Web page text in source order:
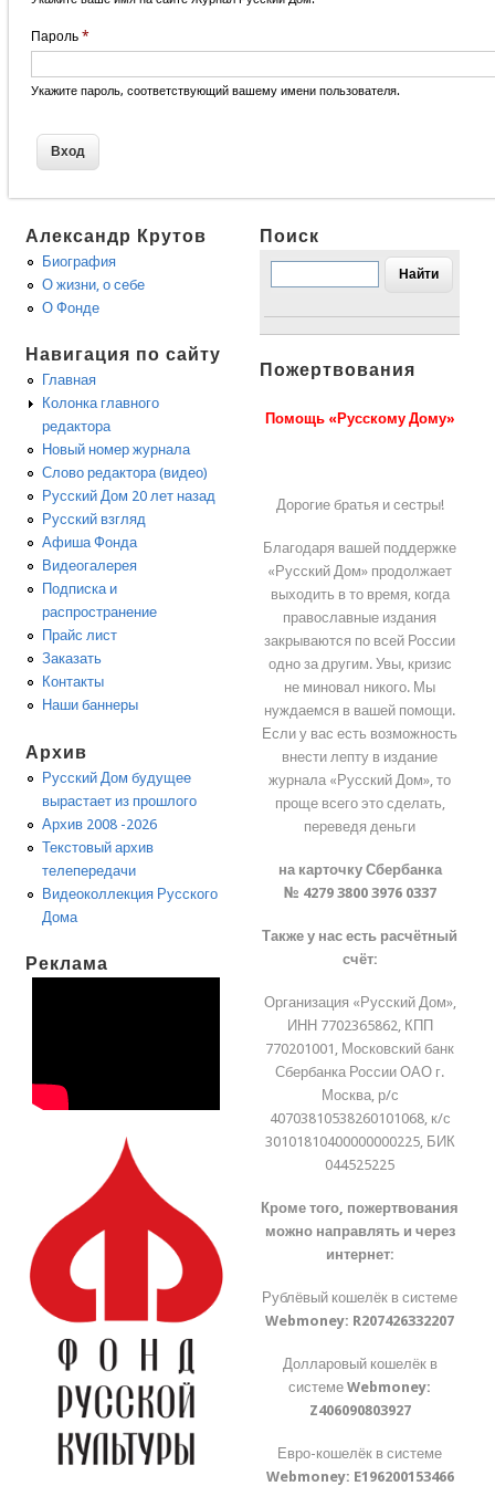
Пароль *
Укажите пароль, соответствующий вашему имени пользователя.
Александр Крутов
Биография
О жизни, о себе
О Фонде
Навигация по сайту
Главная
Колонка главного
редактора
Новый номер журнала
Слово редактора (видео)
Русский Дом 20 лет назад
Русский взгляд
Афиша Фонда
Видеогалерея
Подписка и
распространение
Прайс лист
Заказать
Контакты
Наши баннеры
Архив
Русский Дом будущее
вырастает из прошлого
Архив 2008 -2026
Текстовый архив
телепередачи
Видеоколлекция Русского
Дома
Реклама
Поиск
Пожертвования
Помощь «Русскому Дому»
Дорогие братья и сестры!
Благодаря вашей поддержке
«Русский Дом» продолжает
выходить в то время, когда
православные издания
закрываются по всей России
одно за другим. Увы, кризис
не миновал никого. Мы
нуждаемся в вашей помощи.
Если у вас есть возможность
внести лепту в издание
журнала «Русский Дом», то
проще всего это сделать,
переведя деньги
на карточку Сбербанка
№ 4279 3800 3976 0337
Также у нас есть расчётный
счёт:
Организация «Русский Дом»,
ИНН 7702365862, КПП
770201001, Московский банк
Сбербанка России ОАО г.
Москва, р/с
40703810538260101068, к/с
30101810400000000225, БИК
044525225
Кроме того, пожертвования
можно направлять и через
интернет:
Рублёвый кошелёк в системе
Webmoney: R207426332207
Долларовый кошелёк в
системеWebmoney:
Z406090803927
Евро-кошелёк в системе
Webmoney: E196200153466